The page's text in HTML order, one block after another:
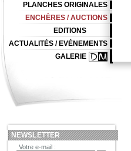
PLANCHES ORIGINALES
ENCHÈRES / AUCTIONS
EDITIONS
ACTUALITÉS / EVÉNEMENTS
GALERIE
NEWSLETTER
Votre e-mail :